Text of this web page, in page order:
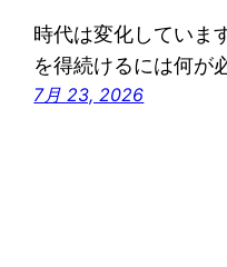
時代は変化していま
を得続けるには何が
7月 23, 2026